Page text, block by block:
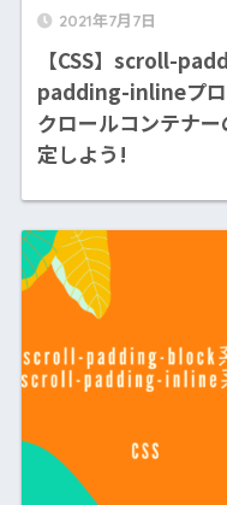
2021年7月7日
【CSS】scroll-
padding-inlineプロ
クロールコンテナ
定しよう!